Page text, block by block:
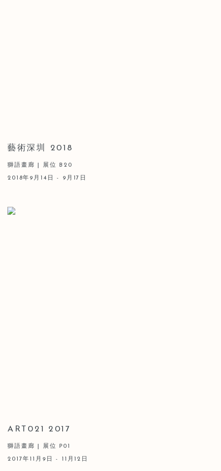
藝術深圳 2018
獅語畫廊 | 展位 B20
2018年9月14日 - 9月17日
ART021 2017
獅語畫廊 | 展位 P01
2017年11月9日 - 11月12日